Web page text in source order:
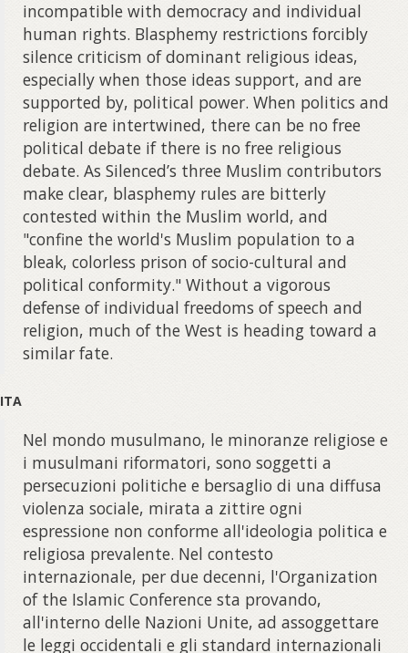
incompatible with democracy and individual
human rights. Blasphemy restrictions forcibly
silence criticism of dominant religious ideas,
especially when those ideas support, and are
supported by, political power. When politics and
religion are intertwined, there can be no free
political debate if there is no free religious
debate. As Silenced’s three Muslim contributors
make clear, blasphemy rules are bitterly
contested within the Muslim world, and
"confine the world's Muslim population to a
bleak, colorless prison of socio-cultural and
political conformity." Without a vigorous
defense of individual freedoms of speech and
religion, much of the West is heading toward a
similar fate.
ITA
Nel mondo musulmano, le minoranze religiose e
i musulmani riformatori, sono soggetti a
persecuzioni politiche e bersaglio di una diffusa
violenza sociale, mirata a zittire ogni
espressione non conforme all'ideologia politica e
religiosa prevalente. Nel contesto
internazionale, per due decenni, l'Organization
of the Islamic Conference sta provando,
all'interno delle Nazioni Unite, ad assoggettare
le leggi occidentali e gli standard internazionali